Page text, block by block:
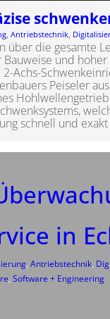
, Antriebstechnik
über die gesamte
und
Achs-
Peiseler
schnell und
in
, Antriebstechnik,
, Software + Engineering